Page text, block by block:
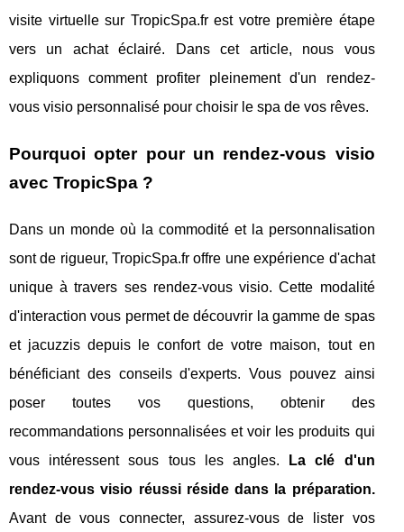
visite virtuelle sur TropicSpa.fr est votre première étape
vers un achat éclairé. Dans cet article, nous vous
expliquons comment profiter pleinement d'un rendez-
vous visio personnalisé pour choisir le spa de vos rêves.
Pourquoi opter pour un rendez-vous visio
avec TropicSpa ?
Dans un monde où la commodité et la personnalisation
sont de rigueur, TropicSpa.fr offre une expérience d'achat
unique à travers ses rendez-vous visio. Cette modalité
d'interaction vous permet de découvrir la gamme de spas
et jacuzzis depuis le confort de votre maison, tout en
bénéficiant des conseils d'experts. Vous pouvez ainsi
poser toutes vos questions, obtenir des
recommandations personnalisées et voir les produits qui
vous intéressent sous tous les angles.
La clé d'un
rendez-vous visio réussi réside dans la préparation.
Avant de vous connecter, assurez-vous de lister vos